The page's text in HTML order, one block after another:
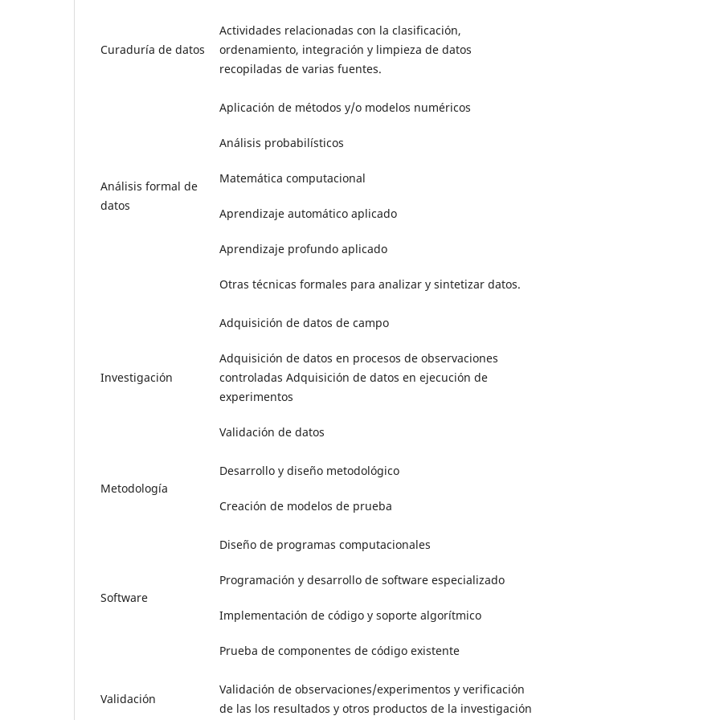
Curaduría de datos
Actividades relacionadas con la clasificación,
ordenamiento, integración y limpieza de datos
recopiladas de varias fuentes.
Análisis formal de
datos
Aplicación de métodos y/o modelos numéricos
Análisis probabilísticos
Matemática computacional
Aprendizaje automático aplicado
Aprendizaje profundo aplicado
Otras técnicas formales para analizar y sintetizar datos.
Investigación
Adquisición de datos de campo
Adquisición de datos en procesos de observaciones
controladas Adquisición de datos en ejecución de
experimentos
Validación de datos
Metodología
Desarrollo y diseño metodológico
Creación de modelos de prueba
Software
Diseño de programas computacionales
Programación y desarrollo de software especializado
Implementación de código y soporte algorítmico
Prueba de componentes de código existente
Validación
Validación de observaciones/experimentos y verificación
de las los resultados y otros productos de la investigación